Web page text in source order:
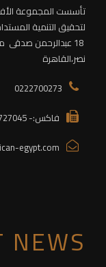
تأسست المجموعة
لتحقيق التنمية
نصر،القاهرة
0222700273
فاكس:- 0222727045
egypt.com
NEWS